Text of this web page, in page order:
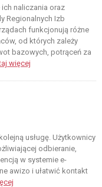
naliczania oraz
Regionalnych Izb
funkcjonują różne
od których zależy
bazowych, potrąceń za
więcej
usługę. Użytkownicy
odbieranie,
w systemie e-
awizo i ułatwić kontakt